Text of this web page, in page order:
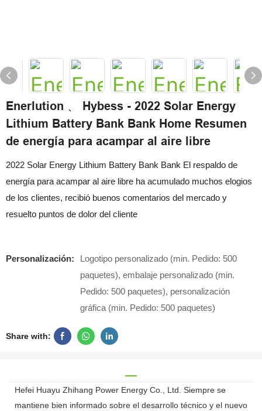
Enerlution 、 Hybess - 2022 Solar Energy
Lithium Battery Bank Bank Home Resumen
de energía para acampar al aire libre
2022 Solar Energy Lithium Battery Bank Bank El respaldo de
energía para acampar al aire libre ha acumulado muchos elogios
de los clientes, recibió buenos comentarios del mercado y
resuelto puntos de dolor del cliente
Personalización:
Logotipo personalizado (min. Pedido: 500
paquetes), embalaje personalizado (min.
Pedido: 500 paquetes), personalización
gráfica (min. Pedido: 500 paquetes)
Share with:
Hefei Huayu Zhihang Power Energy Co., Ltd. Siempre se
mantiene bien informado sobre el desarrollo técnico y el nuevo